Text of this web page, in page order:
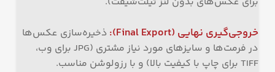
خروجی‌گیری نهایی (Final Export):
ذخیره‌سازی عکس‌ها
در فرمت‌ها و سایزهای مورد نیاز مشتری (JPG برای وب،
TIFF برای چاپ با کیفیت بالا) و با رزولوشن مناسب.